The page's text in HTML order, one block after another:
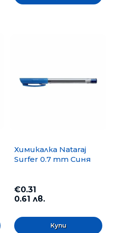
Химикалка Nataraj
Surfer 0.7 mm Синя
€0.31
0.61 лв.